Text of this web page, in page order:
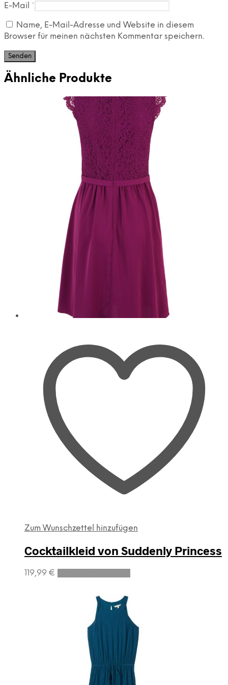
E-Mail *
Name, E-Mail-Adresse und Website in diesem
Browser für meinen nächsten Kommentar speichern.
Ähnliche Produkte
Zum Wunschzettel hinzufügen
Cocktailkleid von Suddenly Princess
119,99 €
Dieses
auf.
Die
Optionen
können
auf
der
Produktseite